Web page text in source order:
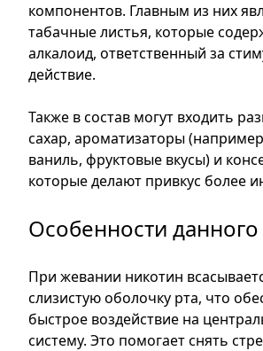
компонентов. Главным из них
табачные листья, которые
алкалоид, ответственный за
действие.
Также в состав могут входить
сахар, ароматизаторы
ваниль, фруктовые вкусы) и
которые делают привкус более
Особенности данного
При жевании никотин
слизистую оболочку рта, что
быстрое воздействие на
систему. Это помогает снять